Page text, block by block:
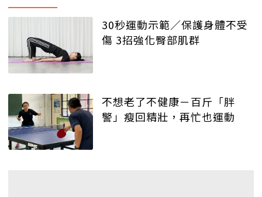
30秒運動示範／保護身體不受
傷 3招強化臀部肌群
不想老了不健康－百斤「胖
警」瘦回精壯，再忙也運動